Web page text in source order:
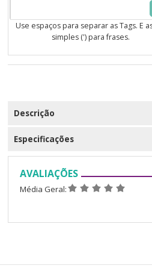
Use espaços para separar as Tags. E
simples (') para frases.
Descrição
Especificações
AVALIAÇÕES
Média Geral: